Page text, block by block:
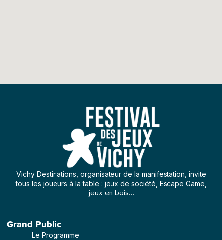
Vichy Destinations, organisateur de la manifestation, invite
tous les joueurs à la table : jeux de société, Escape Game,
jeux en bois…
Grand Public
Le Programme